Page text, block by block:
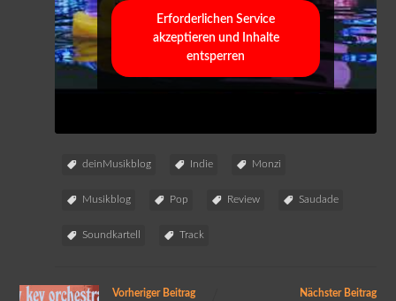
Erforderlichen Service
akzeptieren und Inhalte
entsperren
deinMusikblog Indie Monzi
Musikblog Pop Review Saudade
Soundkartell Track
Vorheriger Beitrag Nächster Beitrag